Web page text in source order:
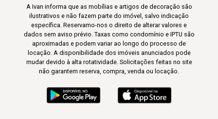
A Ivan informa que as mobílias e artigos de decoração são
ilustrativos e não fazem parte do imóvel, salvo indicação
específica. Reservamo-nos o direito de alterar valores e
dados sem aviso prévio. Taxas como condomínio e IPTU são
aproximadas e podem variar ao longo do processo de
locação. A disponibilidade dos imóveis anunciados pode
mudar devido à alta rotatividade. Solicitações feitas no site
não garantem reserva, compra, venda ou locação.